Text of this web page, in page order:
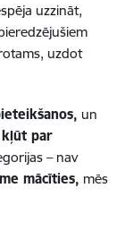
uzzināt,
uzdot
un
par
– nav
mācīties, mēs